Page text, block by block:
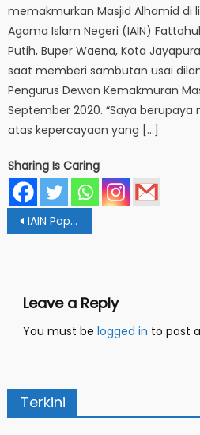
memakmurkan Masjid Alhamid di
Agama Islam Negeri (IAIN)
Putih, Buper Waena, Kota
saat memberi sambutan usai
Pengurus Dewan Kemakmuran
September 2020. “Saya
atas kepercayaan yang […]
Sharing Is Caring
Post
navigation
IAIN Papua Gelar Ujian Masuk SSE UM-PTKIN 2025
Leave a Reply
You must be logged in to post
Terkini